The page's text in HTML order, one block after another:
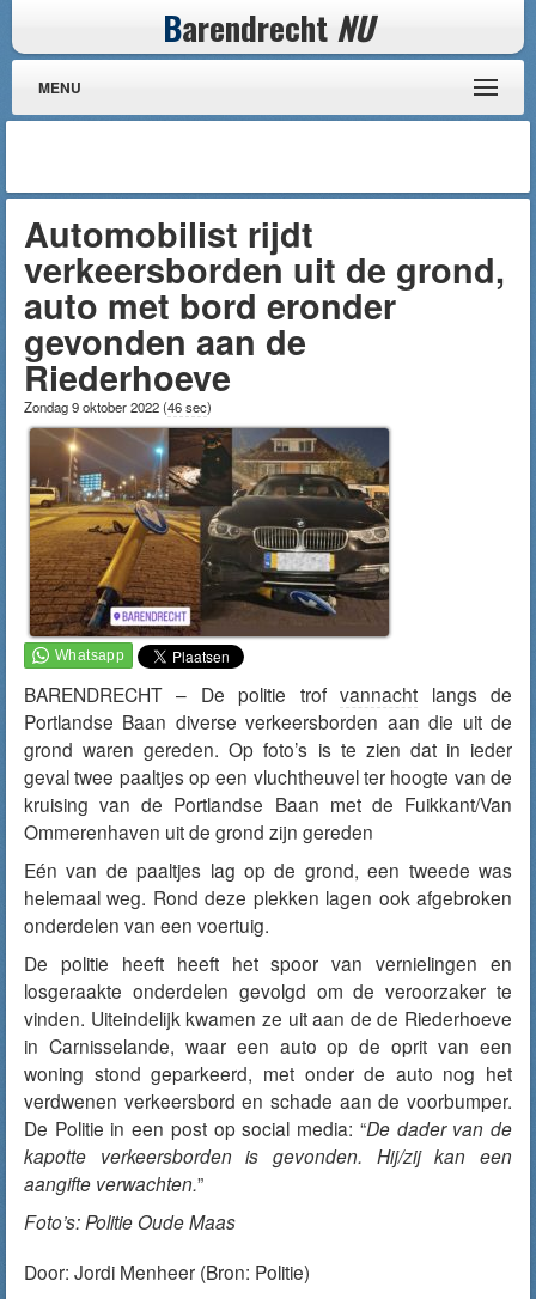
Barendrecht NU
MENU
Automobilist rijdt
verkeersborden uit de grond,
auto met bord eronder
gevonden aan de
Riederhoeve
Zondag 9 oktober 2022(46 sec)
BARENDRECHT – De politie trofvannacht langs de
Portlandse Baan diverse verkeersborden aan die uit de
grond waren gereden. Op foto’s is te zien dat in ieder
geval twee paaltjes op een vluchtheuvel ter hoogte van de
kruising van de Portlandse Baan met de Fuikkant/Van
Ommerenhaven uit de grond zijn gereden
Eén van de paaltjes lag op de grond, een tweede was
helemaal weg. Rond deze plekken lagen ook afgebroken
onderdelen van een voertuig.
De politie heeft heeft het spoor van vernielingen en
losgeraakte onderdelen gevolgd om de veroorzaker te
vinden. Uiteindelijk kwamen ze uit aan de de Riederhoeve
in Carnisselande, waar een auto op de oprit van een
woning stond geparkeerd, met onder de auto nog het
verdwenen verkeersbord en schade aan de voorbumper.
De Politie in een post op social media: “De dader van de
kapotte verkeersborden is gevonden. Hij/zij kan een
aangifte verwachten.”
Foto’s: Politie Oude Maas
Door: Jordi Menheer (Bron: Politie)